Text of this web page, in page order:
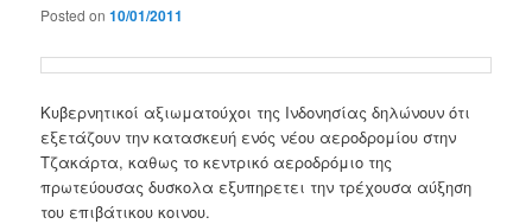
Posted on10/01/2011
Κυβερνητικοί αξιωματούχοι της Ινδονησίας δηλώνουν ότι
εξετάζουν την κατασκευή ενός νέου αεροδρομίου στην
Τζακάρτα, καθως το κεντρικό αεροδρόμιο της
πρωτεύουσας δυσκολα εξυπηρετει την τρέχουσα αύξηση
του επιβάτικου κοινου.